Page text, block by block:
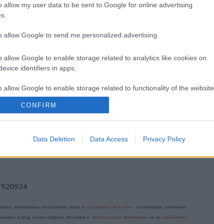
allow my user data to be sent to Google for online advertising
allow Google to send me personalized advertising.
allow Google to enable storage related to analytics like cookies on
identifiers in apps.
allow Google to enable storage related to functionality of the website
allow Google to enable storage related to security, including
CONFIRM
Data Deletion Data Access Privacy Policy
MÚZEUMUTCA
KÜLÖNLEGES
VASALÓSZOBÁT
VESZPRÉMI
EGYIK
ÉPÜLETÉBEN
MAGYAR KUTATÓ
tartalomnak minősülnek, értük a szolgáltatás technikai üzemeltetője semmilyen
a blog szerkesztőjéhez. Részletek a Felhasználási feltételekben és azadatvédelmi